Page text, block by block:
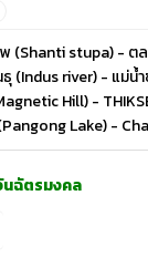
(Shanti stupa) - ต
(Indus river) - แม่น้
Hill) -
Lake) -
นฉัตรมงคล